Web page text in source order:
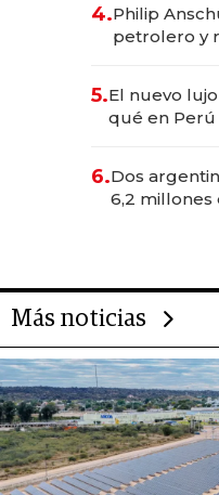
4.Philip
petrolero y
Fénix
5.El nuevo
qué en Perú
para
6.Dos
6,2 millones
Más noticias